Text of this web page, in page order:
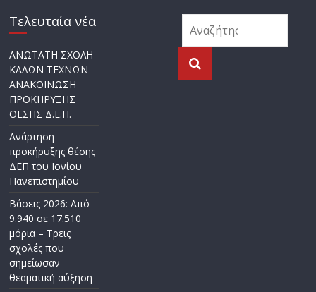
Τελευταία νέα
ΑΝΩΤΑΤΗ ΣΧΟΛΗ
ΚΑΛΩΝ ΤΕΧΝΩΝ
ΑΝΑΚΟΙΝΩΣΗ
ΠΡΟΚΗΡΥΞΗΣ
ΘΕΣΗΣ Δ.Ε.Π.
Ανάρτηση
προκήρυξης θέσης
ΔΕΠ του Ιονίου
Πανεπιστημίου
Βάσεις 2026: Από
9.940 σε 17.510
μόρια – Τρεις
σχολές που
σημείωσαν
θεαματική αύξηση